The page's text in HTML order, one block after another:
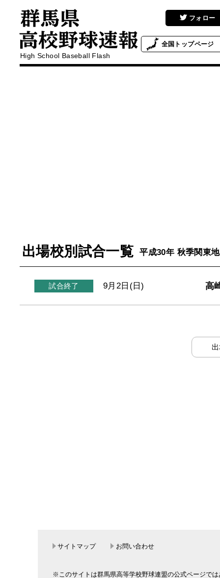
High School Baseball Flash
フォロー
全国 トップページ
出場校別試合一覧 平成30年 秋季関東
試合終了 9月2日(日) 高
サイトマップ お問い合わせ
※このサイトは群馬県高等学校野球連盟の公式ページで